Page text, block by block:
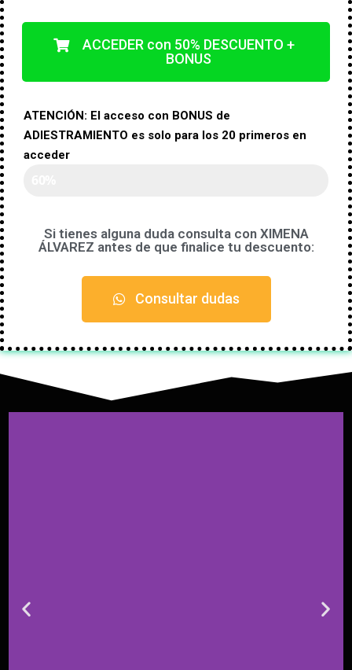
ACCEDER con 50% DESCUENTO +
BONUS
ATENCIÓN: El acceso con BONUS de
ADIESTRAMIENTO es solo para los 20 primeros en
acceder
Si tienes alguna duda consulta con XIMENA
ÁLVAREZ antes de que finalice tu descuento:
Consultar dudas